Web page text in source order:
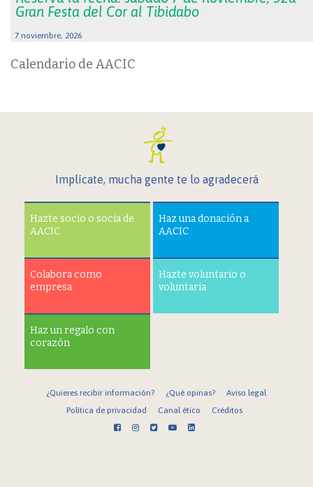
Gran Festa del Cor al Tibidabo
7 noviembre, 2026
Calendario de AACIC
Implícate, mucha gente te lo agradecerá
Hazte socio o socia de
AACIC
Haz una donación a
AACIC
Colabora como
empresa
Hazte voluntario o
voluntaria
Haz un regalo con
corazón
¿Quieres recibir información? ¿Qué opinas?
Aviso legal
Política de privacidad
Canal ético Créditos